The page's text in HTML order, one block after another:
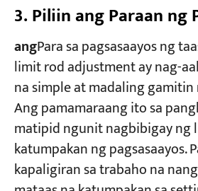
3. Piliin ang Paraan ng
angPara sa pagsasaayos ng
limit rod adjustment ay nag-
na simple at madaling gamitin
Ang pamamaraang ito sa
matipid ngunit nagbibigay ng
katumpakan ng pagsasaayos.
kapaligiran sa trabaho na